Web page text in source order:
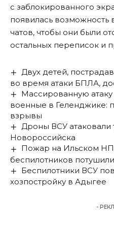
с заблокированного
появилась возможность
чатов, чтобы они были
остальных переписок и
Двух детей,
во время атаки БПЛА,
Массированную
военные в Геленджике:
взрывы
Дроны ВСУ атаковали
Новороссийска
Пожар на Ильском
беспилотников потушили
Беспилотники ВСУ
хозпостройку в Адыгее
-